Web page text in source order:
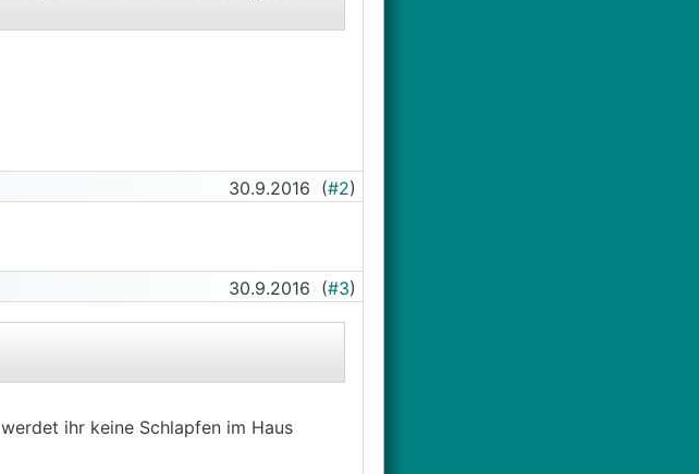
30.9.2016 (#2)
30.9.2016 (#3)
werdet ihr keine Schlapfen im Haus